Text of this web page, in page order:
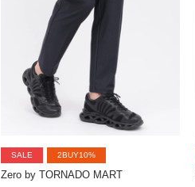
SALE 2BUY10%
Zero by TORNADO MART